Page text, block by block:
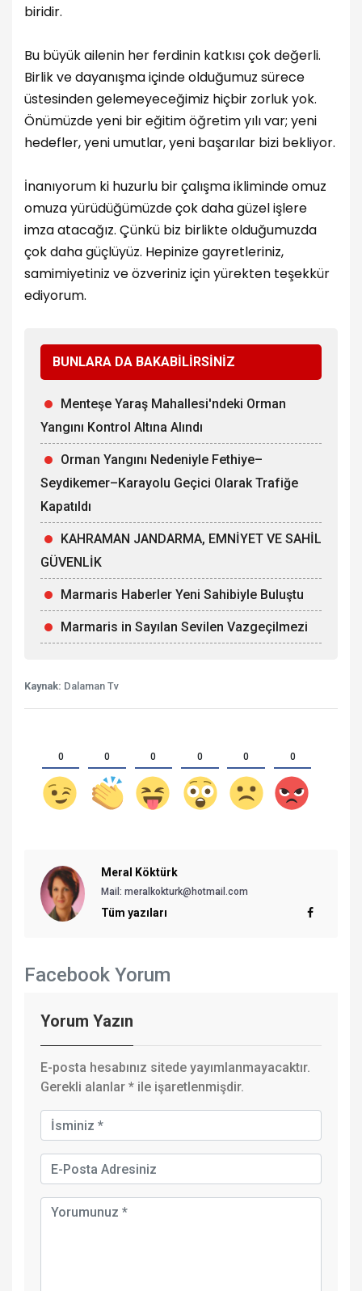
biridir.
Bu büyük ailenin her ferdinin katkısı çok değerli.
Birlik ve dayanışma içinde olduğumuz sürece
üstesinden gelemeyeceğimiz hiçbir zorluk yok.
Önümüzde yeni bir eğitim öğretim yılı var; yeni
hedefler, yeni umutlar, yeni başarılar bizi bekliyor.
İnanıyorum ki huzurlu bir çalışma ikliminde omuz
omuza yürüdüğümüzde çok daha güzel işlere
imza atacağız. Çünkü biz birlikte olduğumuzda
çok daha güçlüyüz. Hepinize gayretleriniz,
samimiyetiniz ve özveriniz için yürekten teşekkür
ediyorum.
BUNLARA DA BAKABİLİRSİNİZ
Menteşe Yaraş Mahallesi'ndeki Orman
Yangını Kontrol Altına Alındı
Orman Yangını Nedeniyle Fethiye–
Seydikemer–Karayolu Geçici Olarak Trafiğe
Kapatıldı
KAHRAMAN JANDARMA, EMNİYET VE SAHİL
GÜVENLİK
Marmaris Haberler Yeni Sahibiyle Buluştu
Marmaris in Sayılan Sevilen Vazgeçilmezi
Kaynak: Dalaman Tv
0 0 0 0 0 0
Meral Köktürk
Mail: meralkokturk@hotmail.com
Tüm yazıları
Facebook Yorum
Yorum Yazın
E-posta hesabınız sitede yayımlanmayacaktır.
Gerekli alanlar * ile işaretlenmişdir.